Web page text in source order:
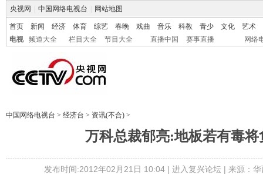
央视网 中国网络电视台 网站地图
首页 新闻 经济 体育 综艺 春晚 戏曲 音乐 科教 青少 文化
艺术
电视
频道大全 栏目大全 节目大全 直播中国 赛事直播 网络
中国网络电视台 > 经济台 > 资讯(不合) >
万科总裁郁亮:地板若有毒将
发布时间:2012年02月21日 10:04 | 进入复兴论坛| 来源：